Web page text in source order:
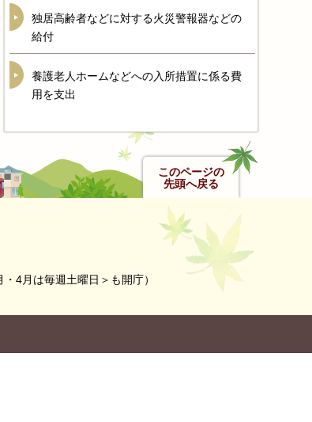
独居高齢者などに対する火災警報器などの
給付
養護老人ホームなどへの入所措置に係る費
用を支出
このページの
先頭へ戻る
4月は毎週土曜日＞も開庁）